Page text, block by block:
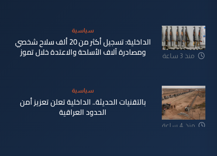
منذ 3 ساعة
سياسية
الداخلية: تسجيل أكثر من 20 ألف سلاح شخصي
ومصادرة آلاف الأسلحة والاعتدة خلال تموز
منذ 4 ساعة
سياسية
بالتقنيات الحديثة.. الداخلية تعلن تعزيز أمن
الحدود العراقية